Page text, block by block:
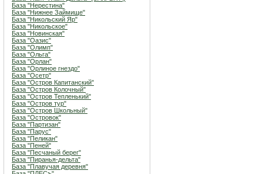
База "Нерестина"
База "Нижнее Займище"
База "Никольский Яр"
База "Никольское"
База "Новинская"
База "Оазис"
База "Олимп"
База "Ольга"
База "Орлан"
База "Орлиное гнездо"
База "Осетр"
База "Остров Капитанский"
База "Остров Колочный"
База "Остров Тепленький"
База "Остров тур"
База "Остров Школьный"
База "Островок"
База "Партизан"
База "Парус"
База "Пеликан"
База "Пеней"
База "Песчаный берег"
База "Пиранья-дельта"
База "Плавучая деревня"